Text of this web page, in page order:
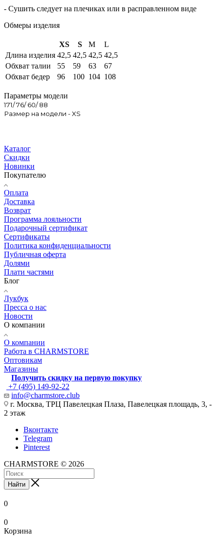
- Сушить следует на плечиках или в расправленном виде
Обмеры изделия
XS S M
L
Длина изделия 42,5 42,5 42,5 42,5
Обхват талии
55 59 63
67
Обхват бедер
96 100 104 108
Параметры модели
171/ 76/ 60/ 88
Размер на модели - XS
Каталог
Скидки
Новинки
Покупателю
Оплата
Доставка
Возврат
Программа лояльности
Подарочный сертификат
Сертификаты
Политика конфиденциальности
Публичная оферта
Долями
Плати частями
Блог
Лукбук
Пресса о нас
Новости
О компании
О компании
Работа в CHARMSTORE
Оптовикам
Магазины
Получить скидку на первую покупку
+7 (495) 149-92-22
info@charmstore.club
г. Москва, ТРЦ Павелецкая Плаза, Павелецкая площадь, 3, -
2 этаж
Вконтакте
Telegram
Pinterest
CHARMSTORE © 2026
Найти
0
0
Корзина